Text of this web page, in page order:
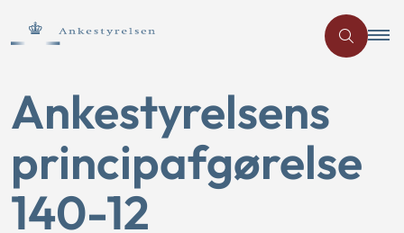
Ankestyrelsens
principafgørelse
140-12